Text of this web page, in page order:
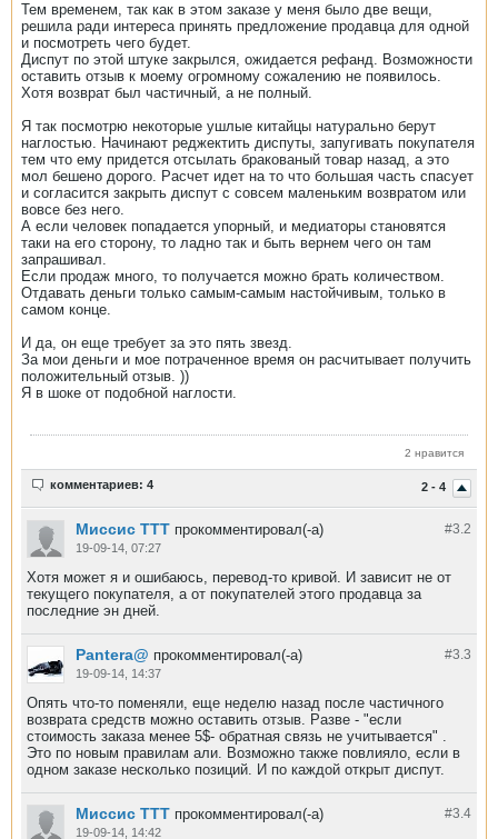
Тем временем, так как в этом заказе у меня было две вещи,
решила ради интереса принять предложение продавца для одной
и посмотреть чего будет.
Диспут по этой штуке закрылся, ожидается рефанд. Возможности
оставить отзыв к моему огромному сожалению не появилось.
Хотя возврат был частичный, а не полный.
Я так посмотрю некоторые ушлые китайцы натурально берут
наглостью. Начинают реджектить диспуты, запугивать покупателя
тем что ему придется отсылать бракованый товар назад, а это
мол бешено дорого. Расчет идет на то что большая часть спасует
и согласится закрыть диспут с совсем маленьким возвратом или
вовсе без него.
А если человек попадается упорный, и медиаторы становятся
таки на его сторону, то ладно так и быть вернем чего он там
запрашивал.
Если продаж много, то получается можно брать количеством.
Отдавать деньги только самым-самым настойчивым, только в
самом конце.
И да, он еще требует за это пять звезд.
За мои деньги и мое потраченное время он расчитывает получить
положительный отзыв. ))
Я в шоке от подобной наглости.
2 нравится
2 - 4
комментариев: 4
#3.2
Миссис ТТТ прокомментировал(-а)
19-09-14, 07:27
Хотя может я и ошибаюсь, перевод-то кривой. И зависит не от
текущего покупателя, а от покупателей этого продавца за
последние эн дней.
#3.3
Pantera@ прокомментировал(-а)
19-09-14, 14:37
Опять что-то поменяли, еще неделю назад после частичного
возврата средств можно оставить отзыв. Разве - "если
стоимость заказа менее 5$- обратная связь не учитывается" .
Это по новым правилам али. Возможно также повлияло, если в
одном заказе несколько позиций. И по каждой открыт диспут.
#3.4
Миссис ТТТ прокомментировал(-а)
19-09-14, 14:42